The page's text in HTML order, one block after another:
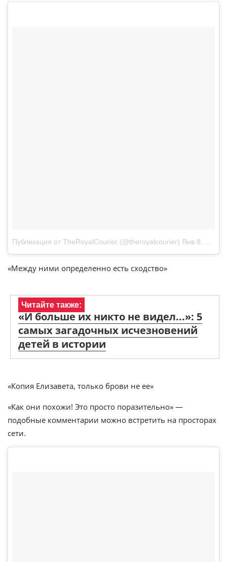
Публикация от TheRoyalCourier (@theroyalcourier) Янв 8, 2018 at 4:55 PST
«Между ними определенно есть сходство»
Читайте также:
«И больше их никто не видел...»: 5
самых загадочных исчезновений
детей в истории
«Копия Елизавета, только брови не ее»
«Как они похожи! Это просто поразительно» —
подобные комментарии можно встретить на просторах
сети.